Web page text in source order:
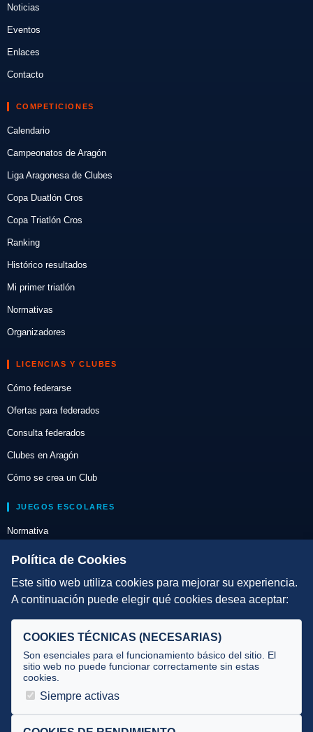
Noticias
Eventos
Enlaces
Contacto
COMPETICIONES
Calendario
Campeonatos de Aragón
Liga Aragonesa de Clubes
Copa Duatlón Cros
Copa Triatlón Cros
Ranking
Histórico resultados
Mi primer triatlón
Normativas
Organizadores
LICENCIAS Y CLUBES
Cómo federarse
Ofertas para federados
Consulta federados
Clubes en Aragón
Cómo se crea un Club
JUEGOS ESCOLARES
Normativa
Escuelas de Triatlón
DIRECCIÓN TÉCNICA
Selecciones
Tecnificación
JUECES Y OFICIALES
Documentos
Política de Cookies
Este sitio web utiliza cookies para mejorar su experiencia.
A continuación puede elegir qué cookies desea aceptar:
COOKIES TÉCNICAS (NECESARIAS)
Son esenciales para el funcionamiento básico del sitio. El
sitio web no puede funcionar correctamente sin estas
cookies.
Siempre activas